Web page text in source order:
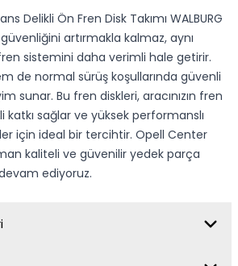
Delikli Ön Fren Disk Takımı WALBURG
artırmakla kalmaz, aynı
sistemini daha verimli hale getirir.
de normal sürüş koşullarında güvenli
sunar. Bu fren diskleri, aracınızın fren
sağlar ve yüksek performanslı
için ideal bir tercihtir. Opell Center
kaliteli ve güvenilir yedek parça
ediyoruz.